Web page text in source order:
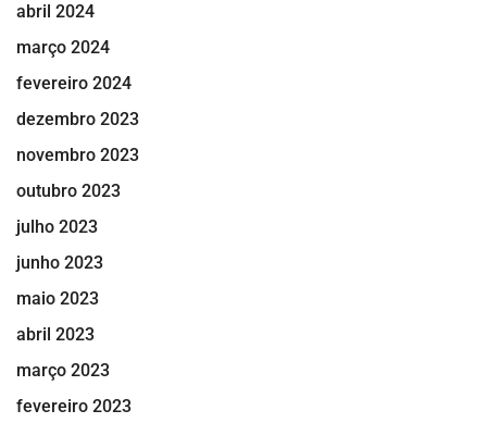
abril 2024
março 2024
fevereiro 2024
dezembro 2023
novembro 2023
outubro 2023
julho 2023
junho 2023
maio 2023
abril 2023
março 2023
fevereiro 2023